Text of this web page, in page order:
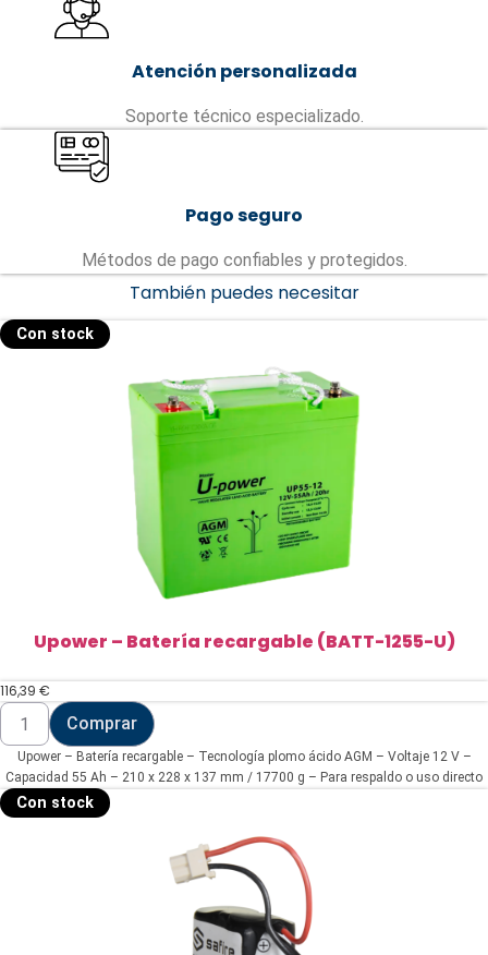
Atención personalizada
Soporte técnico especializado.
Pago seguro
Métodos de pago confiables y protegidos.
También puedes necesitar
Con stock
Upower – Batería recargable (BATT-1255-U)
116,39 €
Upower
Batería
recargable
(BATT-
1255-
U)
Comprar
Upower – Batería recargable – Tecnología plomo ácido AGM – Voltaje 12 V –
Capacidad 55 Ah – 210 x 228 x 137 mm / 17700 g – Para respaldo o uso directo
Con stock